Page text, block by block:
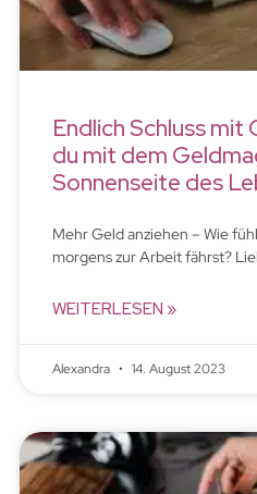
Endlich Schluss mit
du mit dem
Sonnenseite des
Mehr Geld anziehen – Wie
morgens zur Arbeit fährst?
WEITERLESEN »
Alexandra 14. August 2023